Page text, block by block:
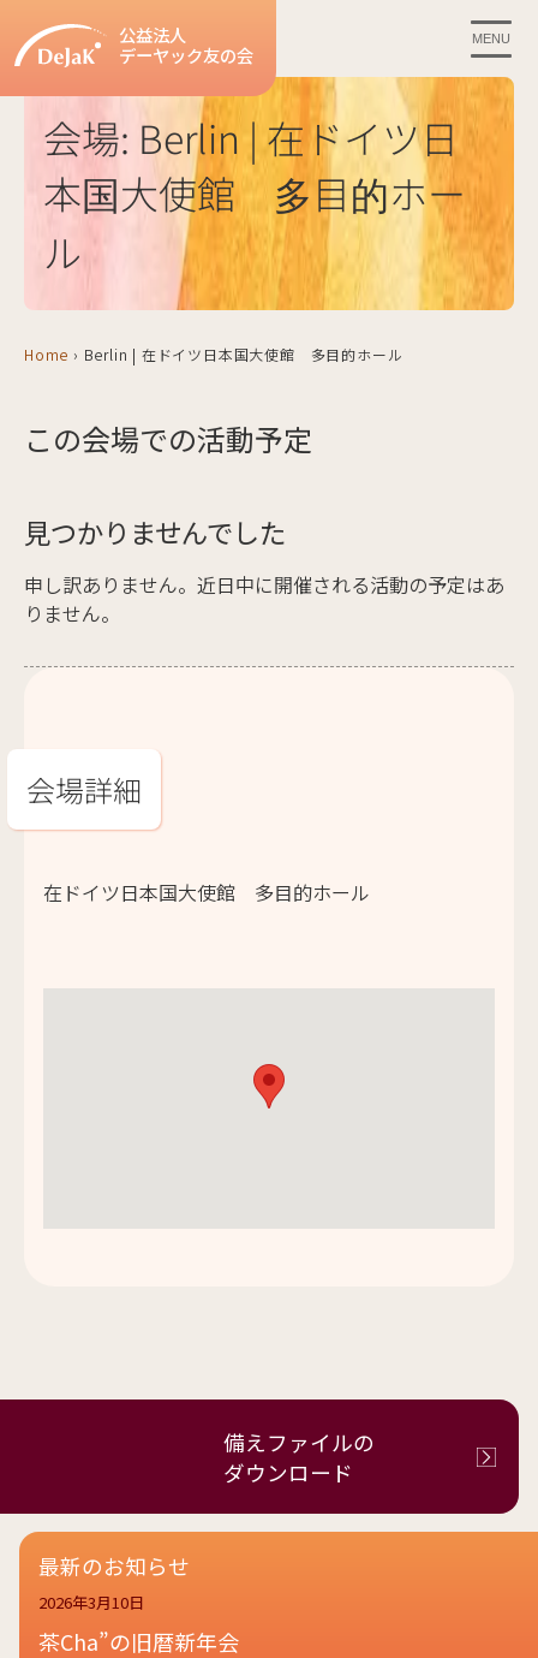
公益法人
デーヤック友の会
MENU
会場: Berlin | 在ドイツ日
本国大使館 多目的ホー
ル
Home › Berlin | 在ドイツ日本国大使館 多目的ホール
この会場での活動予定
見つかりませんでした
申し訳ありません。近日中に開催される活動の予定はあ
りません。
会場詳細
在ドイツ日本国大使館 多目的ホール
備えファイルの
ダウンロード
最新のお知らせ
2026年3月10日
茶Cha”の旧暦新年会